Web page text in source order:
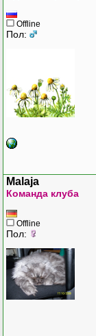
Offline
Пол:
Malaja
Команда клуба
Offline
Пол: